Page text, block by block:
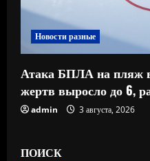
Новости разные
Атака БПЛА на пляж
жертв выросло до 6,
admin 3 августа, 2026
ПОИСК